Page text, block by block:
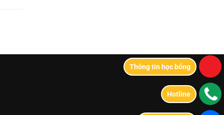
Thông tin học bổng
Hotline